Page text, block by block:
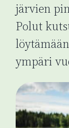
järvien
Polut
ympäri